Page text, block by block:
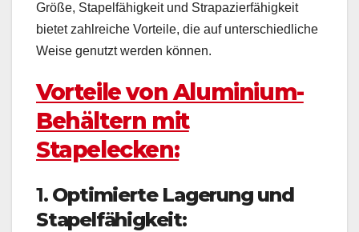
Größe, Stapelfähigkeit und Strapazierfähigkeit
bietet zahlreiche Vorteile, die auf unterschiedliche
Weise genutzt werden können.
Vorteile von Aluminium-
Behältern mit
Stapelecken:
1. Optimierte Lagerung und
Stapelfähigkeit: